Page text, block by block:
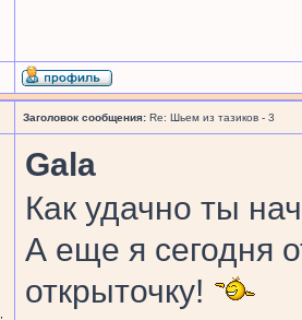
Заголовок сообщения: Re: Шьем из тазиков - 3
Gala
Как удачно ты
А еще я сегодня
открыточку!